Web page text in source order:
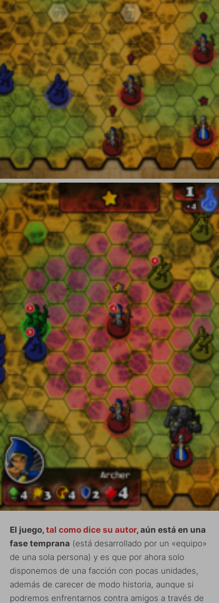
El juego, tal como dice su autor, aún está en una
fase temprana (está desarrollado por un «equipo»
de una sola persona) y es que por ahora solo
disponemos de una facción con pocas unidades,
además de carecer de modo historia, aunque si
podremos enfrentarnos contra amigos a través de